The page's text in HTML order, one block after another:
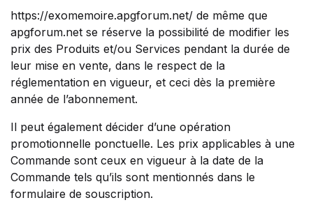
https://exomemoire.apgforum.net/ de même que
apgforum.net se réserve la possibilité de modifier les
prix des Produits et/ou Services pendant la durée de
leur mise en vente, dans le respect de la
réglementation en vigueur, et ceci dès la première
année de l’abonnement.
Il peut également décider d’une opération
promotionnelle ponctuelle. Les prix applicables à une
Commande sont ceux en vigueur à la date de la
Commande tels qu’ils sont mentionnés dans le
formulaire de souscription.